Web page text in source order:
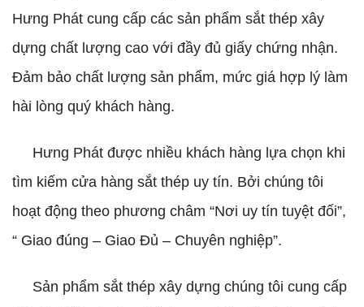
Hưng Phát cung cấp các sản phẩm sắt thép xây
dựng chất lượng cao với đầy đủ giấy chứng nhận.
Đảm bảo chất lượng sản phẩm, mức giá hợp lý làm
hài lòng quý khách hàng.
Hưng Phát được nhiều khách hàng lựa chọn khi
tìm kiếm cửa hàng sắt thép uy tín. Bởi chúng tôi
hoạt động theo phương châm “Nơi uy tín tuyệt đối”,
“ Giao đúng – Giao Đủ – Chuyên nghiệp”.
Sản phẩm sắt thép xây dựng chúng tôi cung cấp